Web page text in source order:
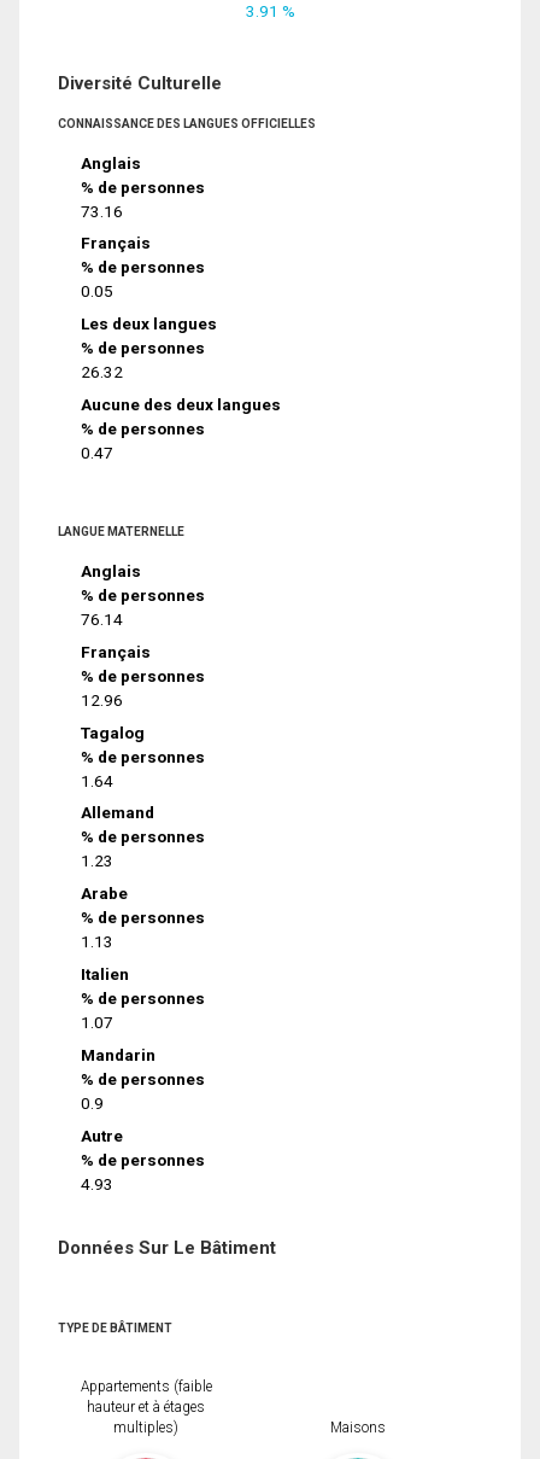
3.91 %
Diversité Culturelle
CONNAISSANCE DES LANGUES OFFICIELLES
Anglais
% de personnes
73.16
Français
% de personnes
0.05
Les deux langues
% de personnes
26.32
Aucune des deux langues
% de personnes
0.47
LANGUE MATERNELLE
Anglais
% de personnes
76.14
Français
% de personnes
12.96
Tagalog
% de personnes
1.64
Allemand
% de personnes
1.23
Arabe
% de personnes
1.13
Italien
% de personnes
1.07
Mandarin
% de personnes
0.9
Autre
% de personnes
4.93
Données Sur Le Bâtiment
TYPE DE BÂTIMENT
Appartements (faible
hauteur et à étages
multiples)
Maisons